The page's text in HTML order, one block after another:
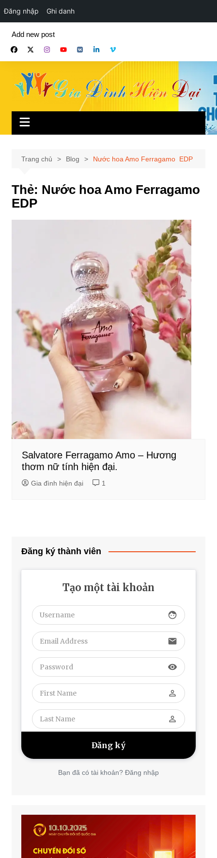
Đăng nhập Ghi danh
phần
Add new post
Trang chủ Blog Nước hoa Amo Ferragamo EDP
Thẻ: Nước hoa Amo Ferragamo
EDP
Salvatore Ferragamo Amo – Hương
thơm nữ tính hiện đại.
Gia đình hiện đại 1
Đăng ký thành viên
Tạo một tài khoản
face
email
visibility
perm_identity
perm_identity
Bạn đã có tài khoản? Đăng nhập